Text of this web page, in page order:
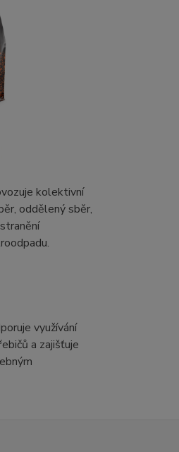
kolektivní
oddělený sběr,
využívání
a zajišťuje